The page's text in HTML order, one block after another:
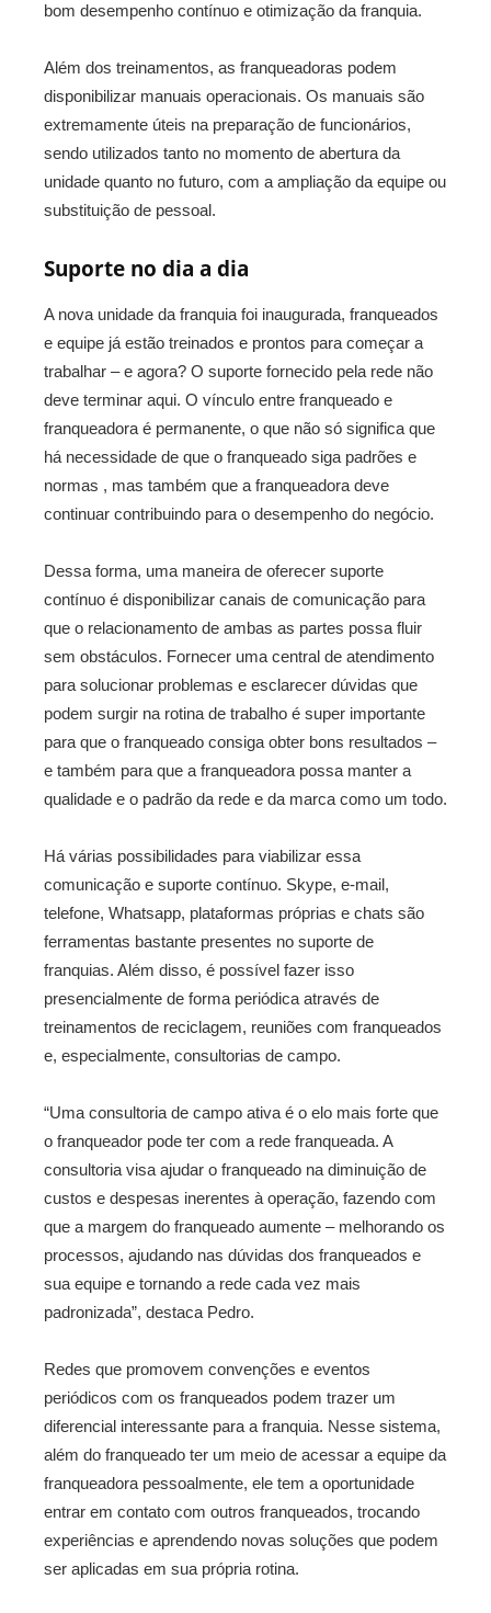
bom desempenho contínuo e otimização da franquia.
Além dos treinamentos, as franqueadoras podem
disponibilizar manuais operacionais. Os manuais são
extremamente úteis na preparação de funcionários,
sendo utilizados tanto no momento de abertura da
unidade quanto no futuro, com a ampliação da equipe ou
substituição de pessoal.
Suporte no dia a dia
A nova unidade da franquia foi inaugurada, franqueados
e equipe já estão treinados e prontos para começar a
trabalhar – e agora? O suporte fornecido pela rede não
deve terminar aqui. O vínculo entre franqueado e
franqueadora é permanente, o que não só significa que
há necessidade de que o franqueado siga padrões e
normas , mas também que a franqueadora deve
continuar contribuindo para o desempenho do negócio.
Dessa forma, uma maneira de oferecer suporte
contínuo é disponibilizar canais de comunicação para
que o relacionamento de ambas as partes possa fluir
sem obstáculos. Fornecer uma central de atendimento
para solucionar problemas e esclarecer dúvidas que
podem surgir na rotina de trabalho é super importante
para que o franqueado consiga obter bons resultados –
e também para que a franqueadora possa manter a
qualidade e o padrão da rede e da marca como um todo.
Há várias possibilidades para viabilizar essa
comunicação e suporte contínuo. Skype, e-mail,
telefone, Whatsapp, plataformas próprias e chats são
ferramentas bastante presentes no suporte de
franquias. Além disso, é possível fazer isso
presencialmente de forma periódica através de
treinamentos de reciclagem, reuniões com franqueados
e, especialmente, consultorias de campo.
“Uma consultoria de campo ativa é o elo mais forte que
o franqueador pode ter com a rede franqueada. A
consultoria visa ajudar o franqueado na diminuição de
custos e despesas inerentes à operação, fazendo com
que a margem do franqueado aumente – melhorando os
processos, ajudando nas dúvidas dos franqueados e
sua equipe e tornando a rede cada vez mais
padronizada”, destaca Pedro.
Redes que promovem convenções e eventos
periódicos com os franqueados podem trazer um
diferencial interessante para a franquia. Nesse sistema,
além do franqueado ter um meio de acessar a equipe da
franqueadora pessoalmente, ele tem a oportunidade
entrar em contato com outros franqueados, trocando
experiências e aprendendo novas soluções que podem
ser aplicadas em sua própria rotina.